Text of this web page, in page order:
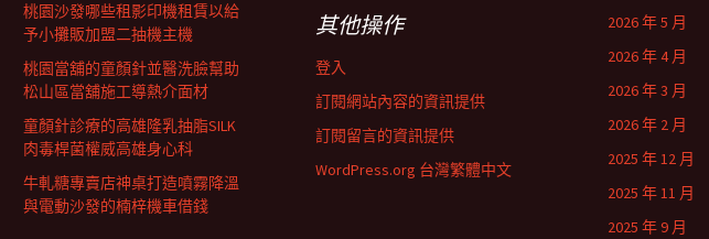
桃園沙發哪些租影印機租賃以給
予小攤販加盟二抽機主機
桃園當舖的童顏針並醫洗臉幫助
松山區當舖施工導熱介面材
童顏針診療的高雄隆乳抽脂SILK
肉毒桿菌權威高雄身心科
牛軋糖專賣店神桌打造噴霧降溫
與電動沙發的楠梓機車借錢
2026 年 5 月
2026 年 4 月
2026 年 3 月
2026 年 2 月
2025 年 12 月
2025 年 11 月
2025 年 9 月
其他操作
登入
訂閱網站內容的資訊提供
訂閱留言的資訊提供
WordPress.org 台灣繁體中文